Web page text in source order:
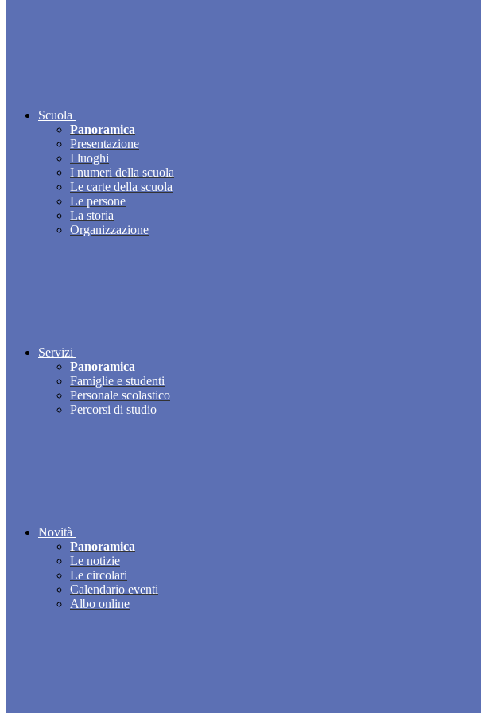
Scuola
Panoramica
Presentazione
I luoghi
I numeri della scuola
Le carte della scuola
Le persone
La storia
Organizzazione
Servizi
Panoramica
Famiglie e studenti
Personale scolastico
Percorsi di studio
Novità
Panoramica
Le notizie
Le circolari
Calendario eventi
Albo online